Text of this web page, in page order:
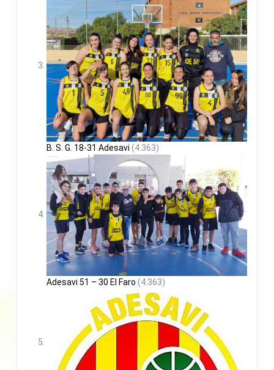
B. S. G. 18-31 Adesavi (4.363)
Adesavi 51 – 30 El Faro (4.363)